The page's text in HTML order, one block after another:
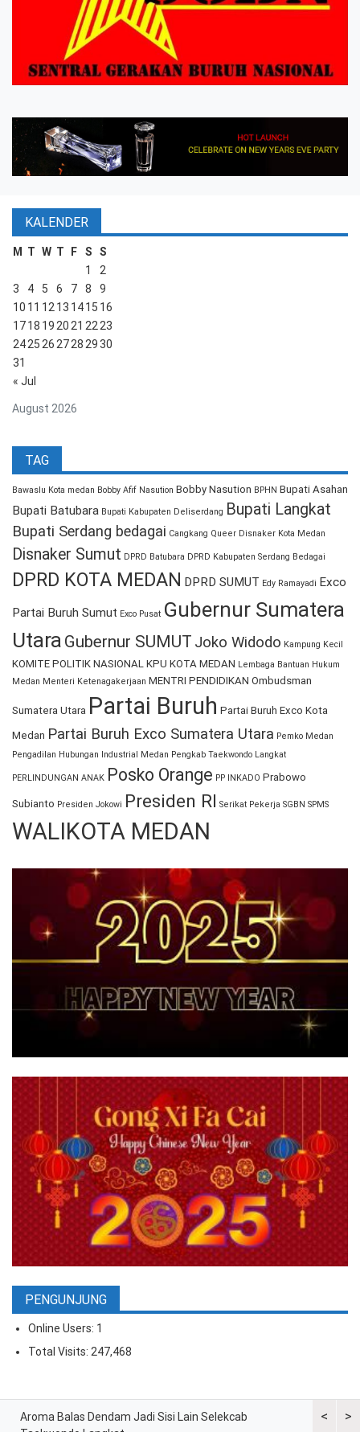
KALENDER
August 2026
M T W T F S S
« Jul
1
2
3
4 5 6 7 8
9
10 11 1213 1415 16
1718 192021 2223
24252627282930
31
TAG
Bawaslu Kota medan Bobby Afif Nasution Bobby Nasution BPHN Bupati Asahan
Bupati Batubara Bupati Kabupaten Deliserdang Bupati Langkat
Bupati Serdang bedagai Cangkang Queer Disnaker Kota Medan
Disnaker Sumut DPRD Batubara DPRD Kabupaten Serdang Bedagai
DPRD KOTA MEDAN DPRD SUMUT Edy Ramayadi Exco
Partai Buruh Sumut Exco Pusat Gubernur Sumatera
Utara Gubernur SUMUT Joko Widodo Kampung Kecil
KOMITE POLITIK NASIONAL KPU KOTA MEDAN Lembaga Bantuan Hukum
Medan Menteri Ketenagakerjaan MENTRI PENDIDIKAN Ombudsman
Sumatera Utara Partai Buruh Partai Buruh Exco Kota
Medan Partai Buruh Exco Sumatera Utara Pemko Medan
Pengadilan Hubungan Industrial Medan Pengkab Taekwondo Langkat
PERLINDUNGAN ANAK Posko Orange PP INKADO Prabowo
Subianto Presiden Jokowi Presiden RI Serikat Pekerja SGBN SPMS
WALIKOTA MEDAN
PENGUNJUNG
Online Users: 1
Total Visits: 247,468
<
Aroma Balas Dendam Jadi Sisi Lain Selekcab
>